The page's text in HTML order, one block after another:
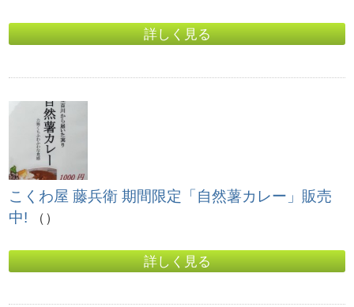
詳しく見る
こくわ屋 藤兵衛 期間限定「自然薯カレー」販売
中! （）
詳しく見る